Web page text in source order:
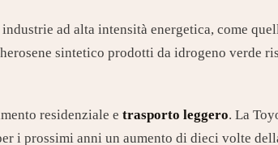
industrie ad alta intensità energetica, come
sintetico prodotti da idrogeno verde
residenziale e trasporto leggero. La
i prossimi anni un aumento di dieci volte